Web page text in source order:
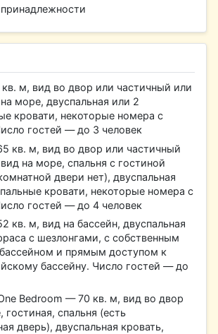
м, вид во двор или частичный или
море, двуспальная или 2
кровати, некоторые номера с
гостей — до 3 человек
кв. м, вид во двор или частичный
на море, спальня с гостиной
двери нет), двуспальная
кровати, некоторые номера с
гостей — до 4 человек
кв. м, вид на бассейн, двуспальная
с шезлонгами, с собственным
и прямым доступом к
бассейну. Число гостей — до
Bedroom — 70 кв. м, вид во двор
гостиная, спальня (есть
дверь), двуспальная кровать,